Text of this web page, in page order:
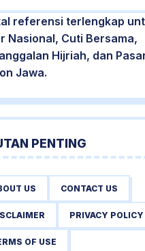
referensi terlengkap
Nasional, Cuti Bersama,
Hijriah, dan
Jawa.
PENTING
US CONTACT US
PRIVACY POLICY
OF USE